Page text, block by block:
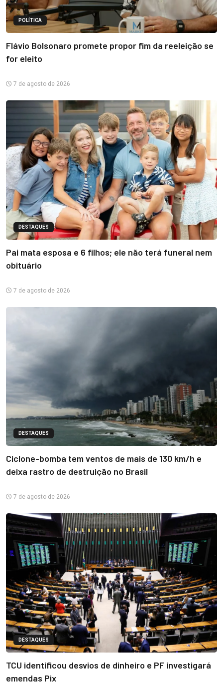
POLÍTICA
Flávio Bolsonaro promete propor fim da reeleição se
for eleito
7 de agosto de 2026
DESTAQUES
Pai mata esposa e 6 filhos; ele não terá funeral nem
obituário
7 de agosto de 2026
DESTAQUES
Ciclone-bomba tem ventos de mais de 130 km/h e
deixa rastro de destruição no Brasil
7 de agosto de 2026
DESTAQUES
TCU identificou desvios de dinheiro e PF investigará
emendas Pix